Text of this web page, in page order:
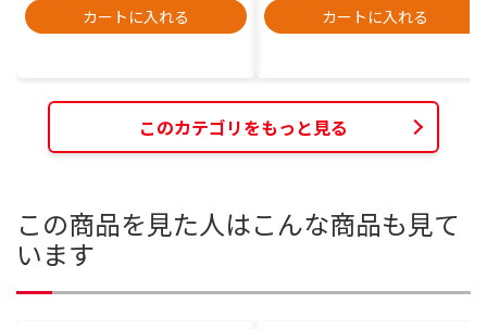
カートに入れる カートに入れる
このカテゴリをもっと見る
この商品を見た人はこんな商品も見て
います